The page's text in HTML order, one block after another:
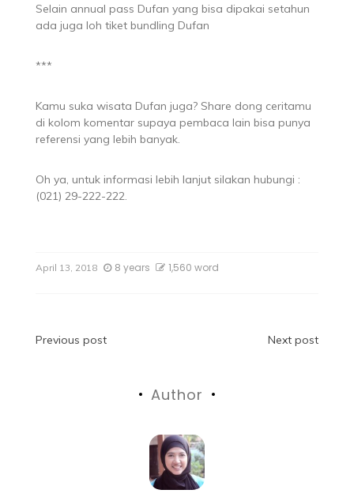
Selain annual pass Dufan yang bisa dipakai setahun
ada juga loh tiket bundling Dufan
***
Kamu suka wisata Dufan juga? Share dong ceritamu
di kolom komentar supaya pembaca lain bisa punya
referensi yang lebih banyak.
Oh ya, untuk informasi lebih lanjut silakan hubungi :
(021) 29-222-222.
April 13, 2018 8 years 1,560 word
Previous post Next post
Author